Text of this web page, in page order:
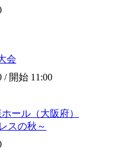
会
/ 開始 11:00
ール（大阪府）
スの秋～